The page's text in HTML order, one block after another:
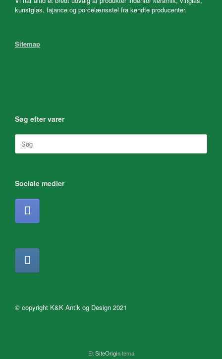
kunstglas, fajance og porcelænsstel fra kendte producenter.
Sitemap
Søg efter varer
efter:
Sociale medier
© copyright K&K Antik og Design 2021
EtSiteOrigintema